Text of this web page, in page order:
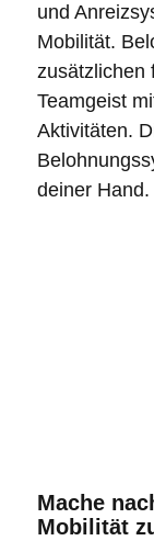
und
Mobilität.
zusätzlichen
Teamgeist
Aktivitäten.
deiner Hand.
Mache
Mobilität